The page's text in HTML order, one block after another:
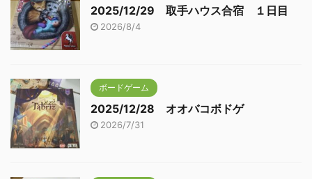
2025/12/29 取手ハウス合宿 １日目
2026/8/4
ボードゲーム
2025/12/28 オオバコボドゲ
2026/7/31